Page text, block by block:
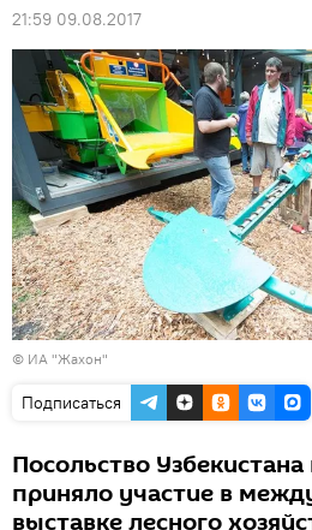
21:59 09.08.2017
© ИА "Жахон"
Подписаться
Посольство Узбекистана
приняло участие в
выставке лесного